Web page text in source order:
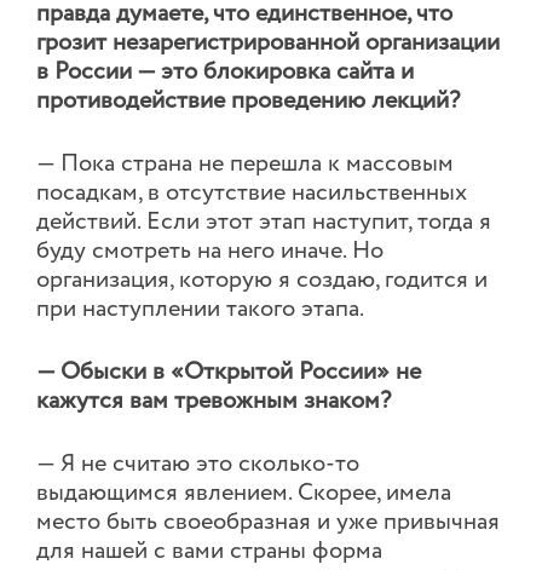
правда думаете, что единственное, что
грозит незарегистрированной организации
в России — это блокировка сайта и
противодействие проведению лекций?
— Пока страна не перешла к массовым
посадкам, в отсутствие насильственных
действий. Если этот этап наступит, тогда я
буду смотреть на него иначе. Но
организация, которую я создаю, годится и
при наступлении такого этапа.
— Обыски в «Открытой России» не
кажутся вам тревожным знаком?
— Я не считаю это сколько-то
выдающимся явлением. Скорее, имела
место быть своеобразная и уже привычная
для нашей с вами страны форма